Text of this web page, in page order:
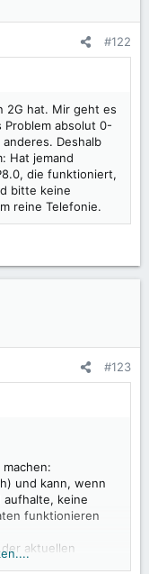
#122
2G hat. Mir geht es
Problem absolut 0-
Deshalb
Hat jemand
die funktioniert,
bitte keine
reine Telefonie.
#123
und kann, wenn
aufhalte, keine
funktionieren
aktuellen
auch die